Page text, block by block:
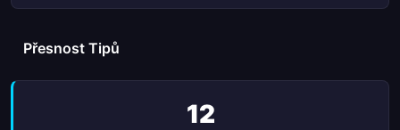
Přesnost Tipů
12